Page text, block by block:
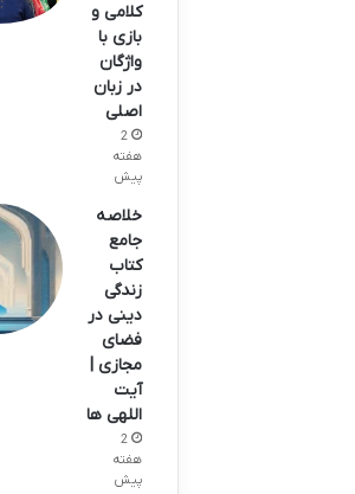
کلامی و
بازی با
واژگان
در زبان
اصلی
2
هفته
پیش
خلاصه
جامع
کتاب
زندگی
دینی در
فضای
مجازی |
آیت
اللهی ها
2
هفته
پیش